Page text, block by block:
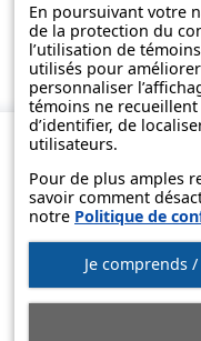
En poursuivant votre
de la protection du
l’utilisation de
utilisés pour
personnaliser
témoins ne
d’identifier, de
utilisateurs.
Pour de plus amples
savoir comment
notre Politique de
Je comprends
Questions